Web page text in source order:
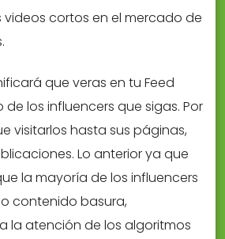
cortos en el mercado de
que veras en tu Feed
los influencers que sigas. Por
visitarlos hasta sus páginas,
Lo anterior ya que
la mayoría de los influencers
contenido basura,
la atención de los algoritmos